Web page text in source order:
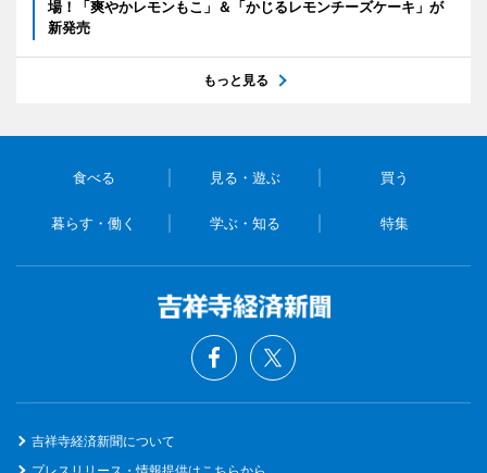
場！「爽やかレモンもこ」＆「かじるレモンチーズケーキ」が
新発売
もっと見る
食べる 見る・遊ぶ 買う
暮らす・働く 学ぶ・知る 特集
吉祥寺経済新聞について